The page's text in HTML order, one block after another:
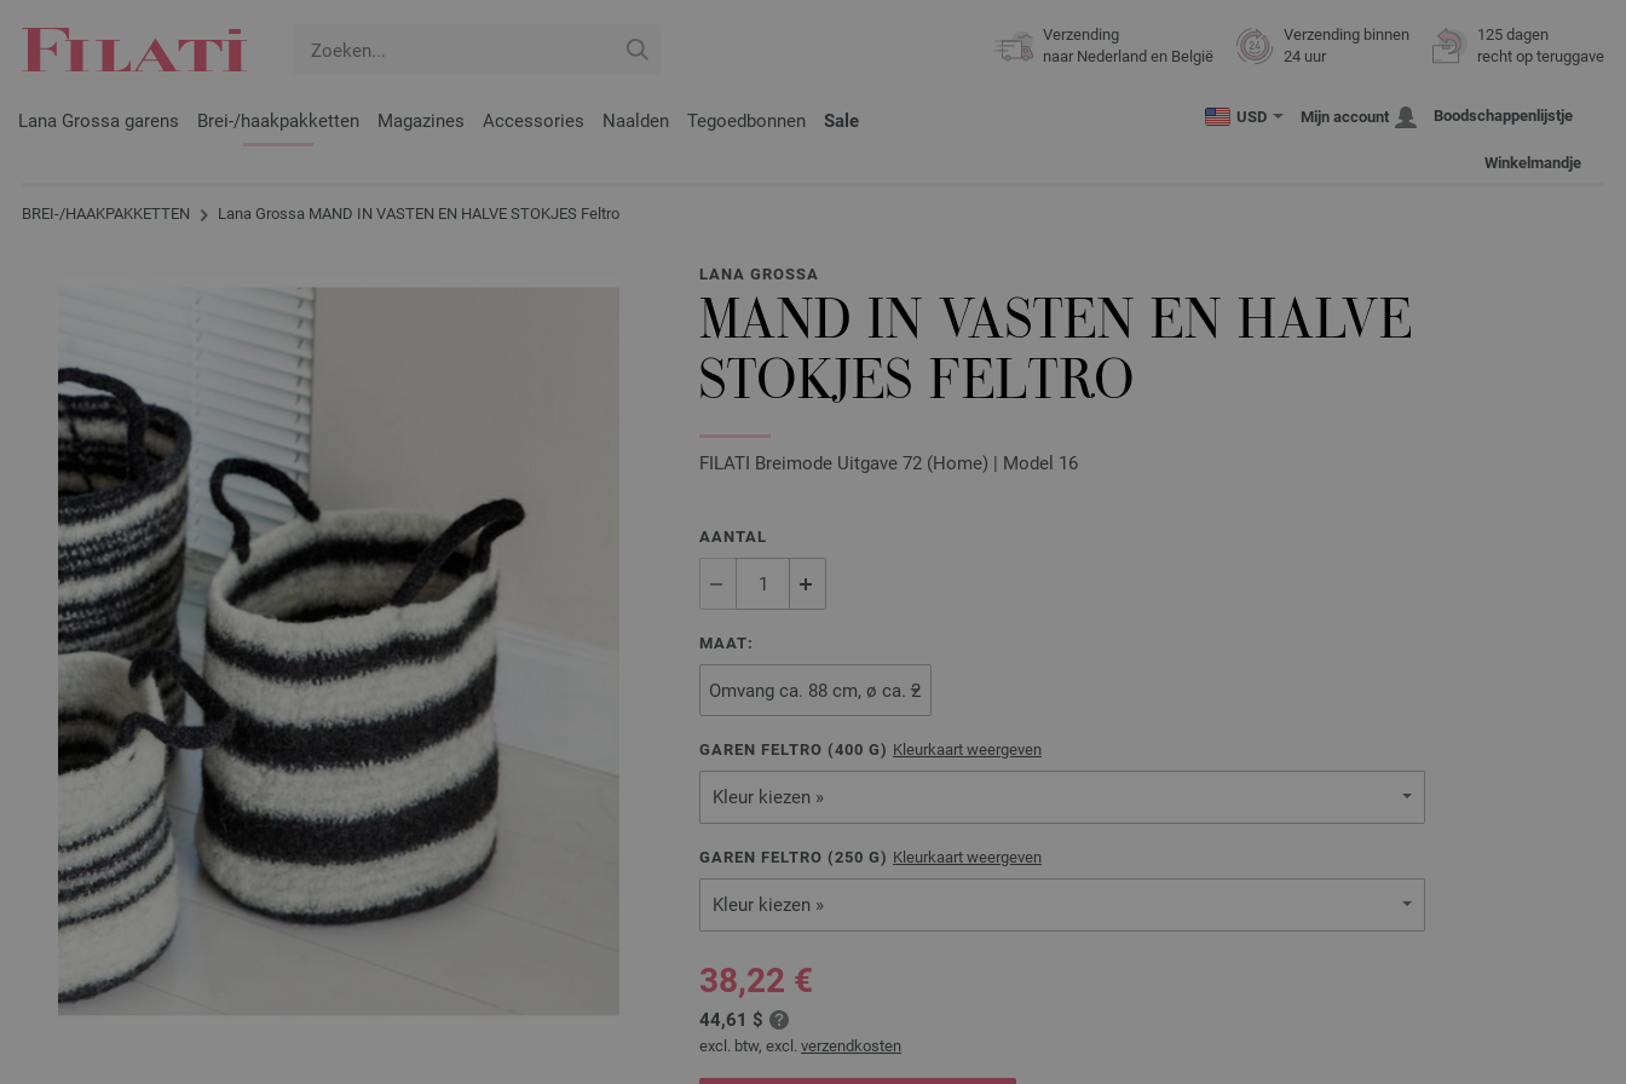
Verzending
naar Nederland en België
Verzending binnen
24 uur
125 dagen
recht op teruggave
Lana Grossa garens Brei-/haakpakketten Magazines Accessories Naalden Tegoedbonnen Sale USD Mijn account Boodschappenlijstje
Winkelmandje
BREI-/HAAKPAKKETTEN Lana Grossa MAND IN VASTEN EN HALVE STOKJES Feltro
LANA GROSSA
MAND IN VASTEN EN HALVE
STOKJES FELTRO
FILATI Breimode Uitgave 72 (Home) | Model 16
AANTAL
MAAT:
GAREN FELTRO (400 G) Kleurkaart weergeven
Kleur kiezen »
GAREN FELTRO (250 G) Kleurkaart weergeven
Kleur kiezen »
38,22 €
44,61 $
excl. btw, excl. verzendkosten